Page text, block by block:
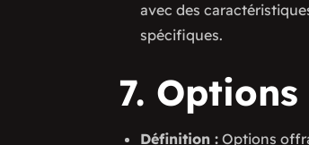
avec des
spécifiques.
7.
Définition : Options